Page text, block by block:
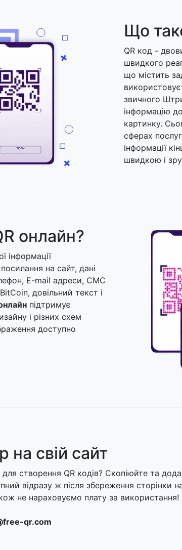
Що
QR код -
швидкого
що містить
звичного
інформацію
картинку.
сферах
інформації
швидкою і
онлайн?
інформації
на сайт, дані
E-mail адреси, СМС
довільний текст і
підтримує
і різних схем
доступно
на свій сайт
створення QR кодів? Скопіюйте та
відразу ж після збереження сторінки
не нараховуємо плату за
qr.com